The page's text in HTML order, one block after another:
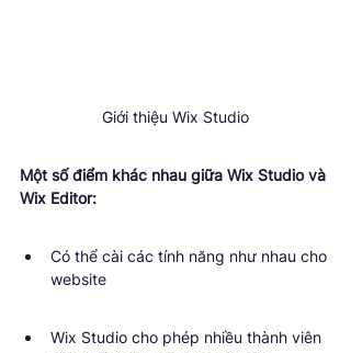
Giới thiệu Wix Studio
Một số điểm khác nhau giữa Wix Studio và
Wix Editor:
Có thể cài các tính năng như nhau cho
website
Wix Studio cho phép nhiều thành viên